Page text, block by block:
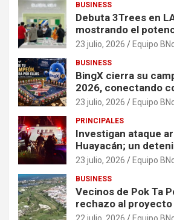
crisis
BUSINESS
Debuta 3Trees en
mostrando el
China en América
23 julio, 2026 Equipo
BUSINESS
BingX cierra su
2026, conectando
través de
23 julio, 2026 Equipo
PRINCIPALES
Investigan ataque
Huayacán; un
asegurada tras
23 julio, 2026 Equipo
BUSINESS
Vecinos de Pok Ta
rechazo al proyecto